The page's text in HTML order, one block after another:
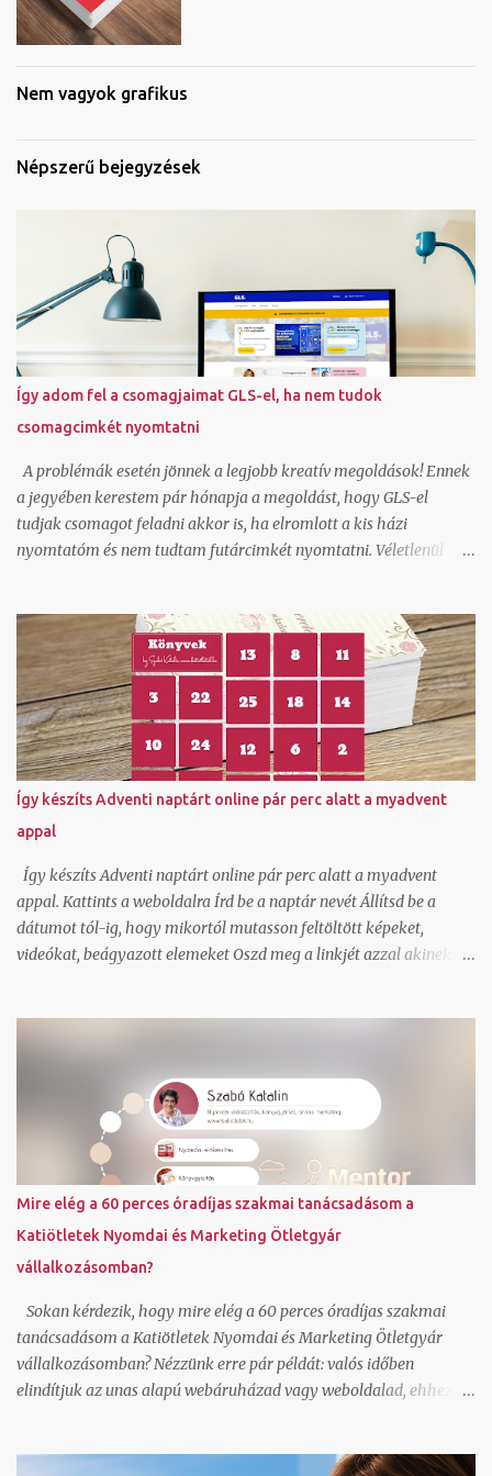
Nem vagyok grafikus
Népszerű bejegyzések
Így adom fel a csomagjaimat GLS-el, ha nem tudok
csomagcimkét nyomtatni
A problémák esetén jönnek a legjobb kreatív megoldások! Ennek
a jegyében kerestem pár hónapja a megoldást, hogy GLS-el
tudjak csomagot feladni akkor is, ha elromlott a kis házi
nyomtatóm és nem tudtam futárcimkét nyomtatni. Véletlenül
Természetesen beregisztráltam és örömmel láttam, hogy itt ha
generálok egy csomagfeladást nem kell cimkét nyomtatnom,
mert a futár magával hozza az elkészített cimkét. Ez tetszett!
Természetesen van egy mygls felületem is, ahol szerződött
partnerként tudok csomagokat feladni és itt vannak feláras
lehetőségek is hogy A-ból B-be felvegyék a csomagot és
átszállítsák és ehhez ők viszik a cimkét, de egy átmeneti
nyomtató hiba miatt nem akartam felárral szállíttatni. Tudom,
hogy van olyan lehetőség is normál szerződött áron, hogy a
cimkét legenerálom, és pdf-ben átküldöm arra a címre, ahonnan
kérem elhozatni hozzám a csoma...
Így készíts Adventi naptárt online pár perc alatt a myadvent
appal
Így készíts Adventi naptárt online pár perc alatt a myadvent
appal. Kattints a weboldalra Írd be a naptár nevét Állítsd be a
dátumot tól-ig, hogy mikortól mutasson feltöltött képeket,
videókat, beágyazott elemeket Oszd meg a linkjét azzal akinek a
referenciáim közül, ami a közreműködésemmel valósult meg.
Továbbiakat a referencia oldalamon láthatsz. Fordulj hozzám
bizalommal, ha kérdésed van. Foglalj hozzám egy ingyenes rövid
konzultációs időpontot IDE kattintva . Szabó Katalin ( Katiötletek
)
Mire elég a 60 perces óradíjas szakmai tanácsadásom a
Katiötletek Nyomdai és Marketing Ötletgyár
vállalkozásomban?
Sokan kérdezik, hogy mire elég a 60 perces óradíjas szakmai
tanácsadásom a Katiötletek Nyomdai és Marketing Ötletgyár
vállalkozásomban? Nézzünk erre pár példát: valós időben
elindítjuk az unas alapú webáruházad vagy weboldalad, ehhez jó
vagy Listamester hírlevél feliratkozó űrlapot és megírjuk az első